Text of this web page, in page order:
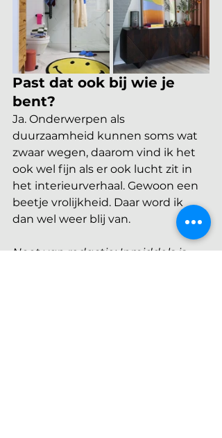
Past dat ook bij wie je
bent?
Ja. Onderwerpen als
duurzaamheid kunnen soms wat
zwaar wegen, daarom vind ik het
ook wel fijn als er ook lucht zit in
het interieurverhaal. Gewoon een
beetje vrolijkheid. Daar word ik
dan wel weer blij van.
Noot van redactie: Inmiddels is